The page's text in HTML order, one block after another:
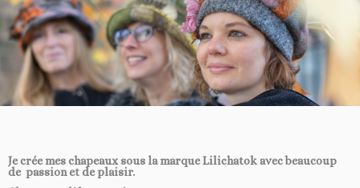
Je crée mes chapeaux sous la marque Lilichatok avec beaucoup
de passion et de plaisir.